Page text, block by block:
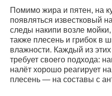
Помимо жира и пятен, на
появляться известковый
следы накипи возле
также плесень и грибок в
влажности. Каждый из
требует своего подхода:
налёт хорошо реагирует
плесень — на составы с